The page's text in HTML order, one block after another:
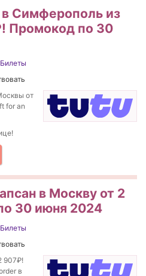
Симферополь из
Промокод по 30
Билеты
от
for an
в Москву от 2
30 июня 2024
Билеты
907₽!
в